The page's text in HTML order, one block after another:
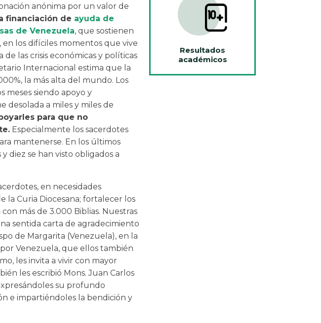
anónima por un valor de
financiación de ayuda de
de Venezuela, que sostienen
los difíciles momentos que vive
las crisis económicas y políticas
Internacional estima que la
la más alta del mundo. Los
meses siendo apoyo y
desolada a miles y miles de
para que no
Especialmente los sacerdotes
mantenerse. En los últimos
diez se han visto obligados a
en necesidades
la Curia Diocesana; fortalecer los
más de 3.000 Biblias. Nuestras
sentida carta de agradecimiento
de Margarita (Venezuela), en la
Venezuela, que ellos también
les invita a vivir con mayor
les escribió Mons. Juan Carlos
su profundo
e impartiéndoles la bendición y
Resultados
académicos